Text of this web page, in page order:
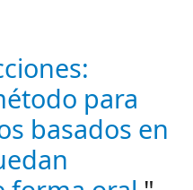
para
basados en